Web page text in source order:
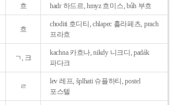
흐 hadr 하드르, hmyz 흐미스, bůh 부흐
흐
choditi 호디티, chlapec 흘라페츠, prach
프라흐
ㄱ, 크
kachna 카흐나, nikdy 니크디, padák
파다크
ㄹ
lev 레프, šplhati 슈플하티, postel
포스텔